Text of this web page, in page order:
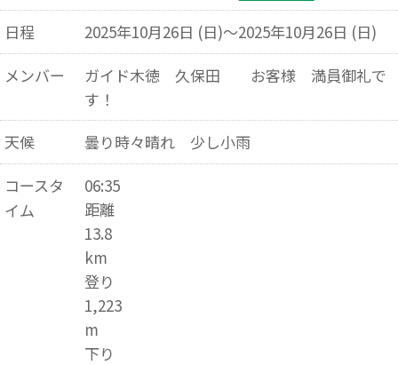
日程
2025年10月26日 (日)～2025年10月26日 (日)
メンバー
ガイド木徳 久保田 お客様 満員御礼で
す！
天候
曇り時々晴れ 少し小雨
コースタ
イム
06:35
距離
13.8
km
登り
1,223
m
下り